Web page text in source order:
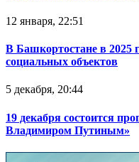
12 января, 22:51
В Башкортостане в 2025
социальных объектов
5 декабря, 20:44
19 декабря состоится
Владимиром Путиным»